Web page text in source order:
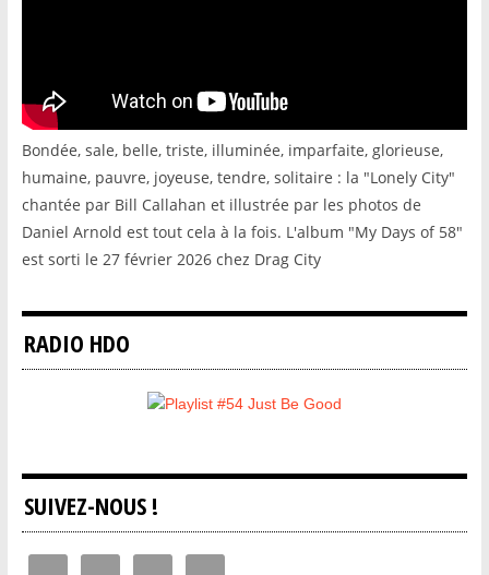
Bondée, sale, belle, triste, illuminée, imparfaite, glorieuse,
humaine, pauvre, joyeuse, tendre, solitaire : la "Lonely City"
chantée par Bill Callahan et illustrée par les photos de
Daniel Arnold est tout cela à la fois. L'album "My Days of 58"
est sorti le 27 février 2026 chez Drag City
RADIO HDO
SUIVEZ-NOUS !